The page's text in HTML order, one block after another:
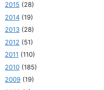
2015 (28)
2014 (19)
2013 (28)
2012 (51)
2011 (110)
2010 (185)
2009 (19)